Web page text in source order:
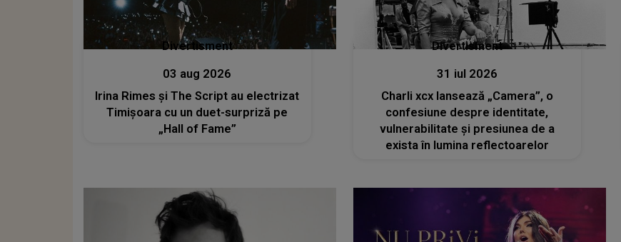
Divertisment
03 aug 2026
Irina Rimes și The Script au electrizat
Timișoara cu un duet-surpriză pe
„Hall of Fame”
Divertisment
31 iul 2026
Charli xcx lansează „Camera”, o
confesiune despre identitate,
vulnerabilitate și presiunea de a
exista în lumina reflectoarelor